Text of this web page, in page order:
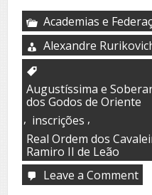
Academias e
Alexandre
Augustíssima e
dos Godos de Oriente
, inscrições ,
Real Ordem dos
Ramiro II de Leão
Leave a Commenton